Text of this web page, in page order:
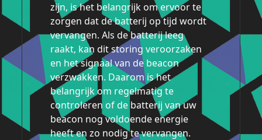
zijn, is het belangrijk om ervoor te
zorgen dat de batterij op tijd wordt
vervangen. Als de batterij leeg
raakt, kan dit storing veroorzaken
en het signaal van de beacon
verzwakken. Daarom is het
belangrijk om regelmatig te
controleren of de batterij van uw
beacon nog voldoende energie
heeft en zo nodig te vervangen.